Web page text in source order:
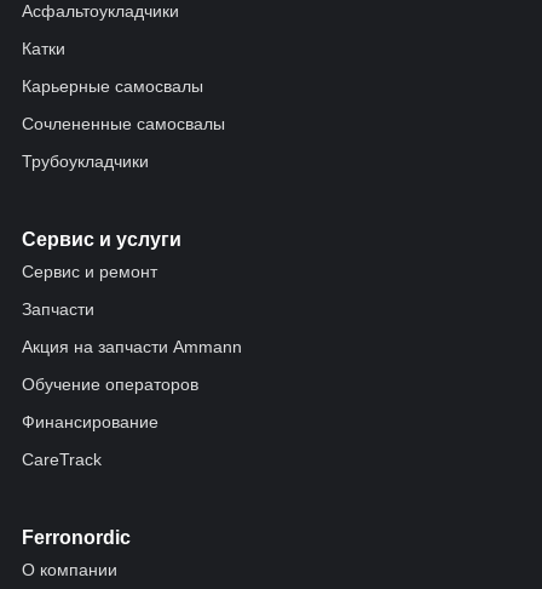
Асфальтоукладчики
Катки
Карьерные самосвалы
Сочлененные самосвалы
Трубоукладчики
Сервис и услуги
Сервис и ремонт
Запчасти
Акция на запчасти Ammann
Обучение операторов
Финансирование
CareTrack
Ferronordic
О компании